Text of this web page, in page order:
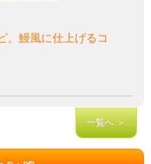
。鰻風に仕上げるコ
一覧へ ＞